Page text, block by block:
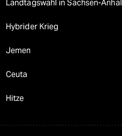
Landtagswahl in Sachsen-
Hybrider Krieg
Jemen
Ceuta
Hitze